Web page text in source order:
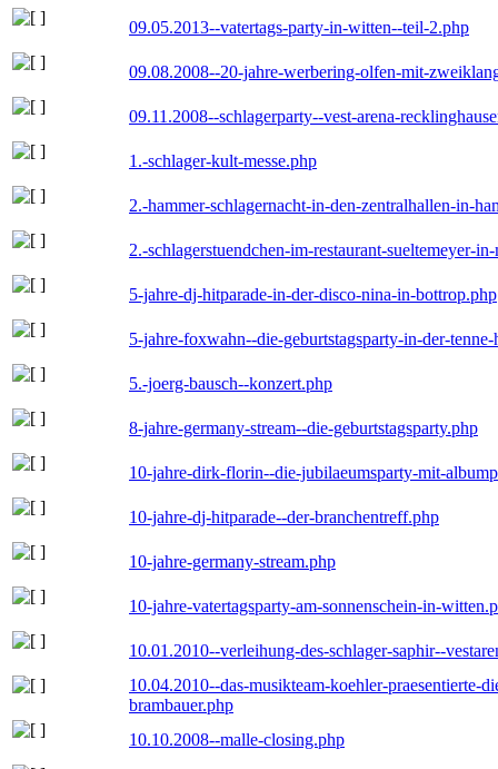
09.05.2013--vatertags-party-in-witten--teil-2.php
09.08.2008--20-jahre-werbering-olfen-mit-
09.11.2008--schlagerparty--vest-arena-
1.-schlager-kult-messe.php
2.-hammer-schlagernacht-in-den-zentralhallen-in-
2.-schlagerstuendchen-im-restaurant-sueltemeyer-
5-jahre-dj-hitparade-in-der-disco-nina-in-bottrop.php
5-jahre-foxwahn--die-geburtstagsparty-in-der-tenne-
5.-joerg-bausch--konzert.php
8-jahre-germany-stream--die-geburtstagsparty.php
10-jahre-dirk-florin--die-jubilaeumsparty-mit-
10-jahre-dj-hitparade--der-branchentreff.php
10-jahre-germany-stream.php
10-jahre-vatertagsparty-am-sonnenschein-in-
10.01.2010--verleihung-des-schlager-saphir--
10.04.2010--das-musikteam-koehler-praesentierte-
brambauer.php
10.10.2008--malle-closing.php